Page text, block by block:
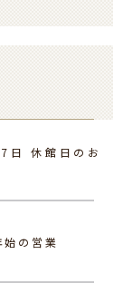
日 休館日のお
始の営業